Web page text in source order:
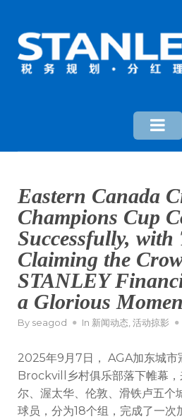
Eastern Canada
Champions Cup
Successfully, with
Claiming the
STANLEY
a Glorious
By seagod In 新闻动态,活动掠影
2025年9月7日， AGA加东城市
Brockvill乡村俱乐部落下帷幕，
尔、渥太华、伦敦、滑铁卢五个
球员，分为18个组，完成了一次